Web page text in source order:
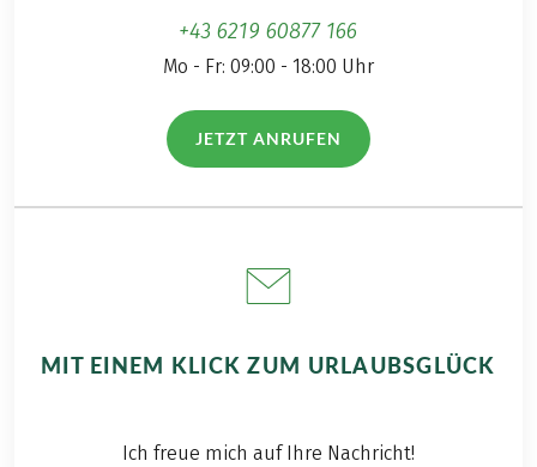
+43 6219 60877 166
Mo - Fr: 09:00 - 18:00 Uhr
JETZT ANRUFEN(LINK ÖFFNET IN NEUEM TAB)
MIT EINEM KLICK ZUM URLAUBSGLÜCK
Ich freue mich auf Ihre Nachricht!